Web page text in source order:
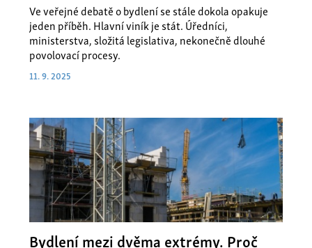
Ve veřejné debatě o bydlení se stále dokola opakuje
jeden příběh. Hlavní viník je stát. Úředníci,
ministerstva, složitá legislativa, nekonečně dlouhé
povolovací procesy.
11. 9. 2025
Bydlení mezi dvěma extrémy. Proč